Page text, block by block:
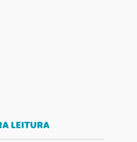
LEITURA